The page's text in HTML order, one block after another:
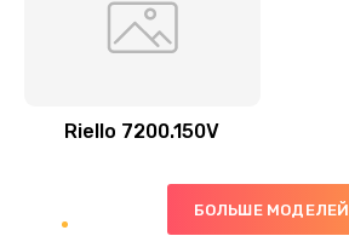
Riello 7200.150V
БОЛЬШЕ МОДЕЛЕЙ